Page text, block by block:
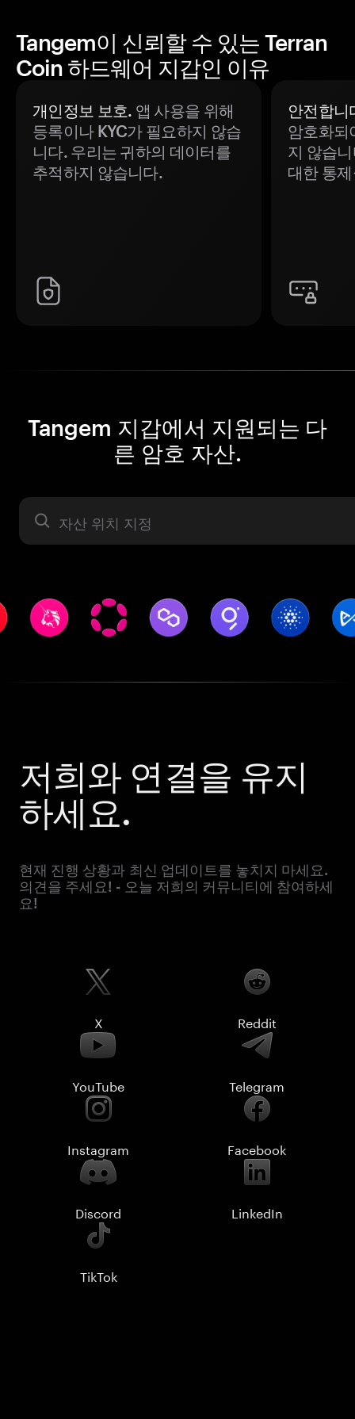
Tangem이 신뢰할 수 있는 Terran
Coin 하드웨어 지갑인 이유
개인정보 보호. 앱 사용을 위해
등록이나 KYC가 필요하지 않습
니다. 우리는 귀하의 데이터를
추적하지 않습니다.
안전합니
암호화되
지 않습
대한 통
Tangem 지갑에서 지원되는 다
른 암호 자산.
자산 라벨
저희와 연결을 유지
하세요.
현재 진행 상황과 최신 업데이트를 놓치지 마세요.
의견을 주세요! - 오늘 저희의 커뮤니티에 참여하세
요!
X Reddit
YouTube Telegram
Instagram Facebook
Discord LinkedIn
TikTok